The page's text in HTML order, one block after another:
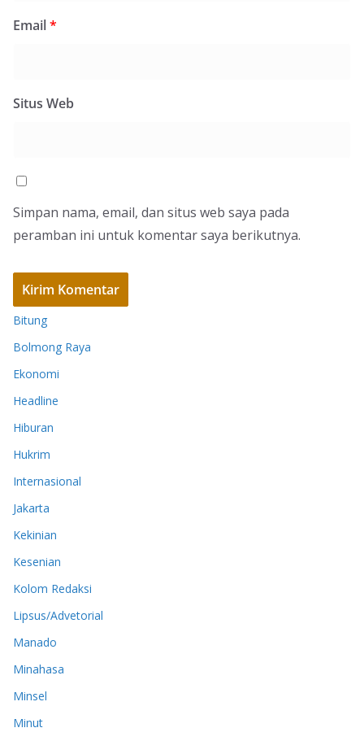
Email*
Situs Web
Simpan nama, email, dan situs web saya pada
peramban ini untuk komentar saya berikutnya.
Bitung
Bolmong Raya
Ekonomi
Headline
Hiburan
Hukrim
Internasional
Jakarta
Kekinian
Kesenian
Kolom Redaksi
Lipsus/Advetorial
Manado
Minahasa
Minsel
Minut